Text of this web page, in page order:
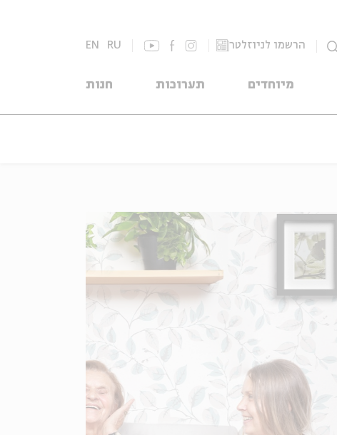
הרשמו לניוזלטר EN RU
מיוחדים תערוכות חנות